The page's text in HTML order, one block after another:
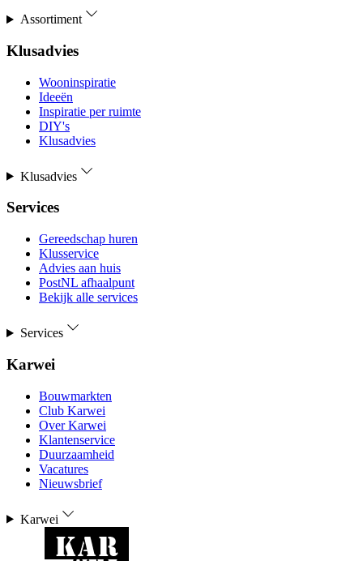
Assortiment
Klusadvies
Wooninspiratie
Ideeën
Inspiratie per ruimte
DIY's
Klusadvies
Klusadvies
Services
Gereedschap huren
Klusservice
Advies aan huis
PostNL afhaalpunt
Bekijk alle services
Services
Karwei
Bouwmarkten
Club Karwei
Over Karwei
Klantenservice
Duurzaamheid
Vacatures
Nieuwsbrief
Karwei